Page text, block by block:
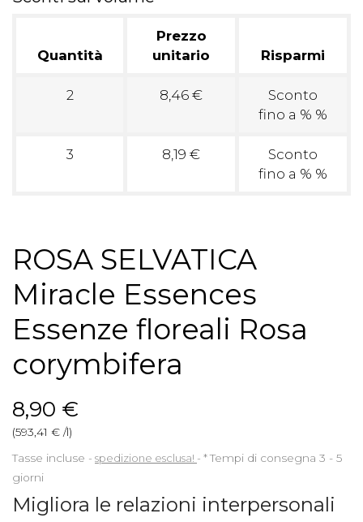
Quantità
Prezzo
unitario
Risparmi
2 8,46 €
Sconto
fino a % %
3 8,19 €
Sconto
fino a % %
ROSA SELVATICA
Miracle Essences
Essenze floreali Rosa
corymbifera
8,90 €
(593,41 € /l)
Tasse incluse
spedizione esclusa! *Tempi di consegna 3 - 5
giorni
Migliora le relazioni interpersonali